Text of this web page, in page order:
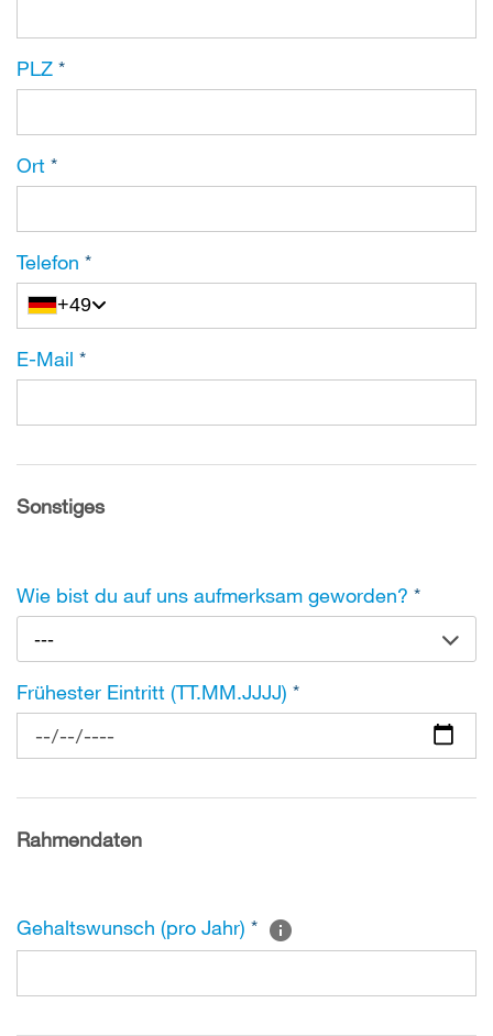
PLZ *
Ort *
Telefon *
+49
E-Mail *
Sonstiges
Wie bist du auf uns aufmerksam geworden? *
---
Frühester Eintritt (TT.MM.JJJJ) *
Rahmendaten
Gehaltswunsch (pro Jahr) *